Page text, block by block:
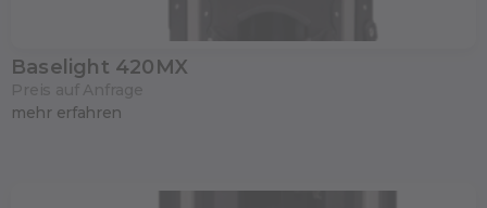
Baselight 420MX
mehr erfahren